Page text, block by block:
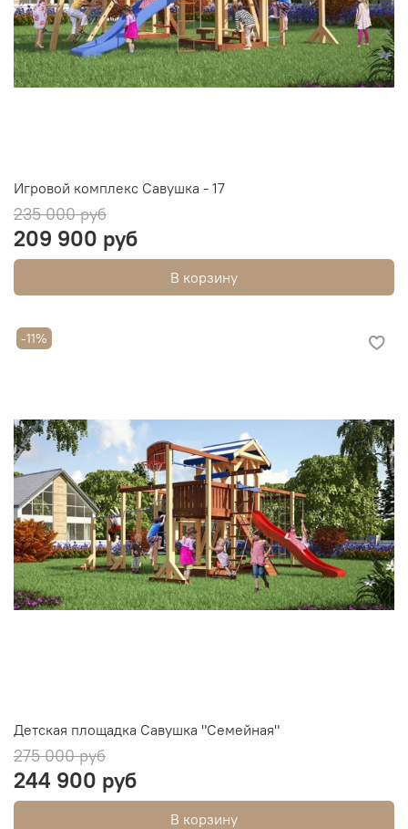
Игровой комплекс Савушка - 17
235 000 руб
209 900 руб
В корзину
-11%
Детская площадка Савушка "Семейная"
275 000 руб
244 900 руб
В корзину